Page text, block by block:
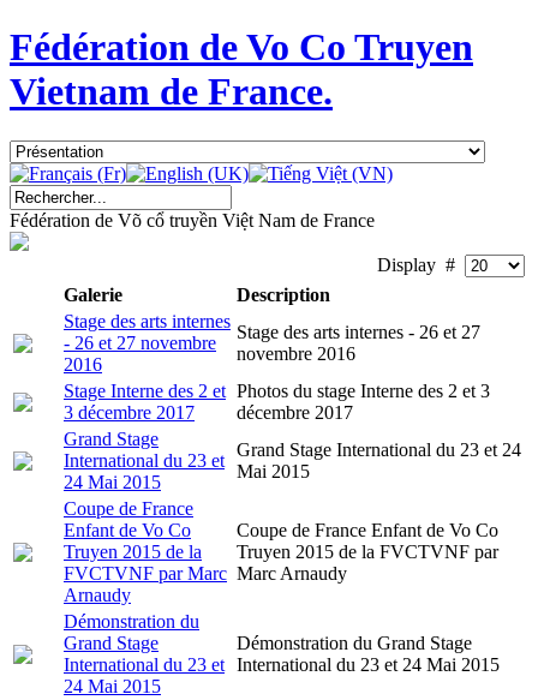
Fédération de Vo Co Truyen
Vietnam de France.
Fédération de Võ cổ truyền Việt Nam de France
Display #
Galerie
Description
Stage des arts internes
- 26 et 27 novembre
2016
Stage des arts internes - 26 et 27
novembre 2016
Stage Interne des 2 et
3 décembre 2017
Photos du stage Interne des 2 et 3
décembre 2017
Grand Stage
International du 23 et
24 Mai 2015
Grand Stage International du 23 et 24
Mai 2015
Coupe de France
Enfant de Vo Co
Truyen 2015 de la
FVCTVNF par Marc
Arnaudy
Coupe de France Enfant de Vo Co
Truyen 2015 de la FVCTVNF par
Marc Arnaudy
Démonstration du
Grand Stage
International du 23 et
24 Mai 2015
Démonstration du Grand Stage
International du 23 et 24 Mai 2015